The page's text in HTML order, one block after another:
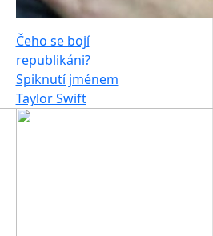
Čeho se bojí
republikáni?
Spiknutí jménem
Taylor Swift